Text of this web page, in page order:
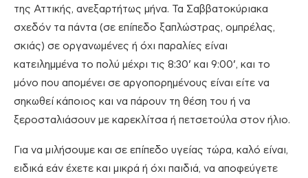
της Αττικής, ανεξαρτήτως μήνα. Τα Σαββατοκύριακα
σχεδόν τα πάντα (σε επίπεδο ξαπλώστρας, ομπρέλας,
σκιάς) σε οργανωμένες ή όχι παραλίες είναι
κατειλημμένα το πολύ μέχρι τις 8:30’ και 9:00’, και το
μόνο που απομένει σε αργοπορημένους είναι είτε να
σηκωθεί κάποιος και να πάρουν τη θέση του ή να
ξεροσταλιάσουν με καρεκλίτσα ή πετσετούλα στον ήλιο.
Για να μιλήσουμε και σε επίπεδο υγείας τώρα, καλό είναι,
ειδικά εάν έχετε και μικρά ή όχι παιδιά, να αποφεύγετε